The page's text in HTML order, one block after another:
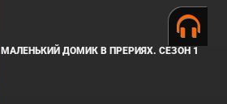
МАЛЕНЬКИЙ ДОМИК В ПРЕРИЯХ. СЕЗОН 1